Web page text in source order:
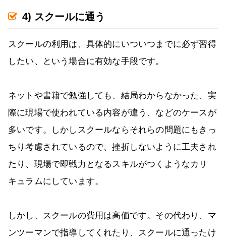
4) スクールに通う
スクールの利用は、具体的にいついつまでに必ず習得
したい、という場合に有効な手段です。
ネットや書籍で勉強しても、結局わからなかった、実
際に現場で使われている内容が違う、などのケースが
多いです。しかしスクールならそれらの問題にもきっ
ちり考慮されているので、挫折しないように工夫され
たり、現場で即戦力となるスキルがつくようなカリ
キュラムにしています。
しかし、スクールの費用は高価です。その代わり、マ
ンツーマンで指導してくれたり、スクールに通ったけ